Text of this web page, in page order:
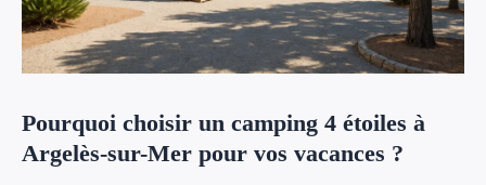
Pourquoi choisir un camping 4 étoiles à
Argelès-sur-Mer pour vos vacances ?